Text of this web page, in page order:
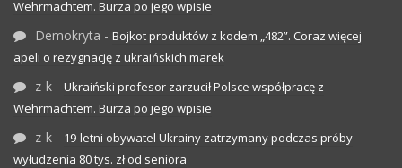
Wehrmachtem. Burza po jego wpisie
Demokryta - Bojkot produktów z kodem „482”. Coraz więcej
apeli o rezygnację z ukraińskich marek
z-k - Ukraiński profesor zarzucił Polsce współpracę z
Wehrmachtem. Burza po jego wpisie
z-k - 19-letni obywatel Ukrainy zatrzymany podczas próby
wyłudzenia 80 tys. zł od seniora